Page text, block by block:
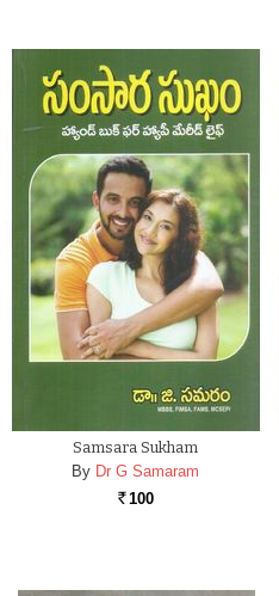
Samsara Sukham
By Dr G Samaram
Rs. 100